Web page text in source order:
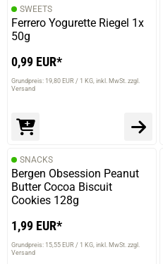
prev
SWEETS
Ferrero Yogurette Riegel 1x
50g
0,99 EUR*
Grundpreis: 19,80 EUR / 1 KG inkl. MwSt. zzgl.
Versand
SNACKS
Bergen Obsession Peanut
Butter Cocoa Biscuit
Cookies 128g
1,99 EUR*
Grundpreis: 15,55 EUR / 1 KG inkl. MwSt. zzgl.
Versand